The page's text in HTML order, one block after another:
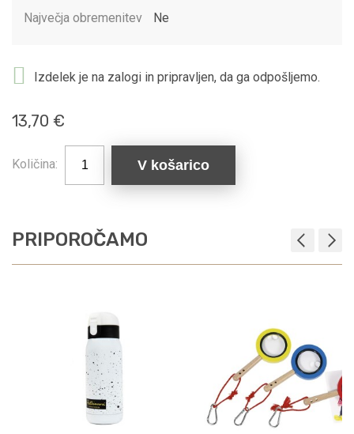
Največja obremenitev
Ne
Izdelek je na zalogi in pripravljen, da ga odpošljemo.
13,70 €
Količina: V košarico
PRIPOROČAMO